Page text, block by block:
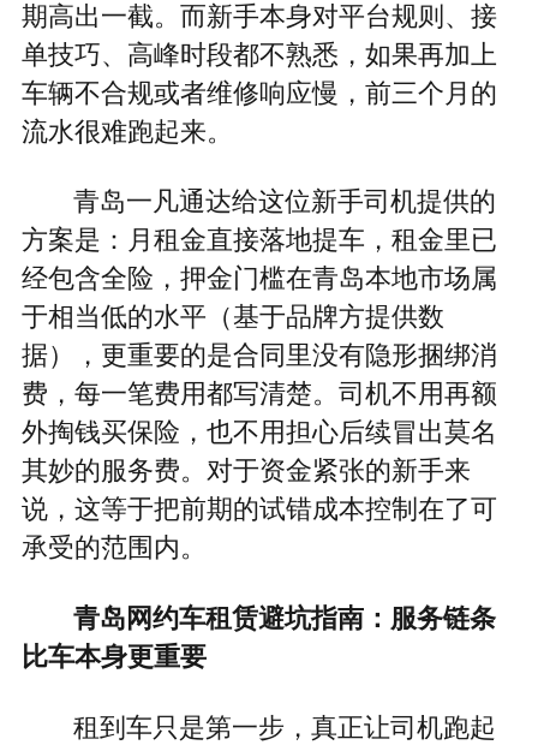
期高出一截。而新手本身对平台规则、接
单技巧、高峰时段都不熟悉，如果再加上
车辆不合规或者维修响应慢，前三个月的
流水很难跑起来。
青岛一凡通达给这位新手司机提供的
方案是：月租金直接落地提车，租金里已
经包含全险，押金门槛在青岛本地市场属
于相当低的水平（基于品牌方提供数
据），更重要的是合同里没有隐形捆绑消
费，每一笔费用都写清楚。司机不用再额
外掏钱买保险，也不用担心后续冒出莫名
其妙的服务费。对于资金紧张的新手来
说，这等于把前期的试错成本控制在了可
承受的范围内。
青岛网约车租赁避坑指南：服务链条
比车本身更重要
租到车只是第一步，真正让司机跑起